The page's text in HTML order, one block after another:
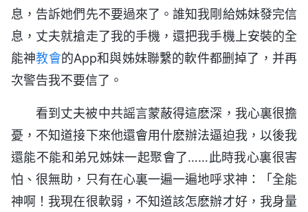
息，告訴她們先不要過來了。誰知我剛給姊妹發完信
息，丈夫就搶走了我的手機，還把我手機上安裝的全
能神教會的App和與姊妹聯繫的軟件都删掉了，并再
次警告我不要信了。
看到丈夫被中共謡言蒙蔽得這麽深，我心裏很擔
憂，不知道接下來他還會用什麽辦法逼迫我，以後我
還能不能和弟兄姊妹一起聚會了……此時我心裏很害
怕、很無助，只有在心裏一遍一遍地呼求神：「全能
神啊！我現在很軟弱，不知道該怎麽辦才好，我身量